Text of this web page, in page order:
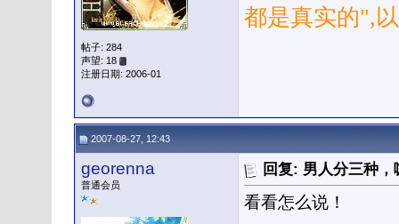
帖子: 284
声望: 18
注册日期: 2006-01
都是真实的",
2007-08-27, 12:43
georenna
普通会员
回复: 男人分三种
看看怎么说！